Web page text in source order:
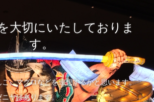
大切にいたしておりま
す。
、マグロなどを連想するかと思います。
ヤはあります。